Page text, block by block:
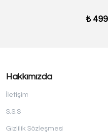
₺
Hakkımızda
İletişim
S.S.S
Gizlilik Sözleşmesi